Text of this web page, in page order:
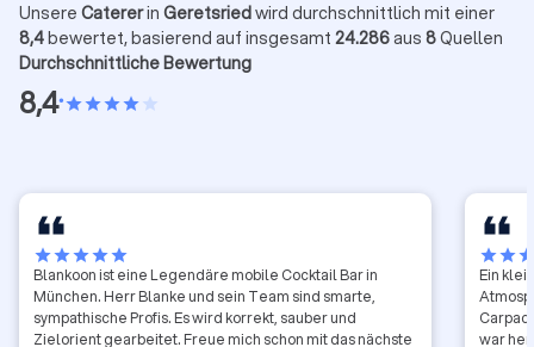
Unsere Catererin Geretsriedwird durchschnittlich mit einer
8,4bewertet, basierend auf insgesamt 24.286aus 8Quellen
Durchschnittliche Bewertung
8,4•starstarstarstarstar
starstarstarstarstar
Blankoon ist eine Legendäre mobile Cocktail Bar in
München. Herr Blanke und sein Team sind smarte,
sympathische Profis. Es wird korrekt, sauber und
Zielorient gearbeitet. Freue mich schon mit das nächste
starstar
Ein
war